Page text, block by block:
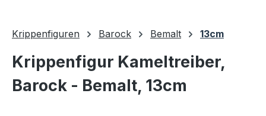
Krippenfiguren Barock Bemalt 13cm
Krippenfigur Kameltreiber,
Barock - Bemalt, 13cm